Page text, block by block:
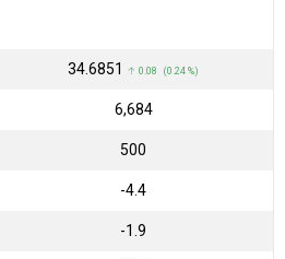
₹34.6851 ↑ 0.08 (0.24 %)
₹6,684
500
-4.4
-1.9